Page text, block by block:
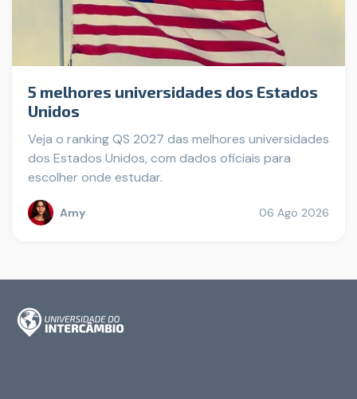
5 melhores universidades dos Estados
Unidos
Veja o ranking QS 2027 das melhores universidades
dos Estados Unidos, com dados oficiais para
escolher onde estudar.
Amy 06 Ago 2026